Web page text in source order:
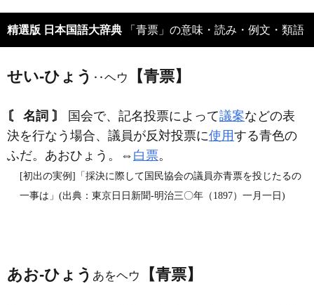
精選版 日本国語大辞典 「青票」の意味・読み・例文・類語
せい‐ひょう ‥ヘウ 【青票】
〘 名詞 〙 国会で、記名投票によって議案などの表
決を行なう場合、議員が反対投票に使用する青色の
ふだ。あおひょう。⇔ 白票。
[初出の実例]「採決に際して国民協会の議員亦青票を投じたるの
一事は」(出典：東京日日新聞‐明治三〇年（1897）一月一日)
あお‐ひょう あをヘウ 【青票】